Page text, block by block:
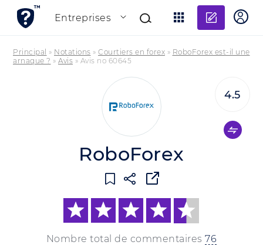
Entreprises
Principal » Notations » Courtiers en forex » RoboForex est-il une
arnaque ? » Avis » Avis no 60645
RoboForex
Nombre total de commentaires 76
4.5